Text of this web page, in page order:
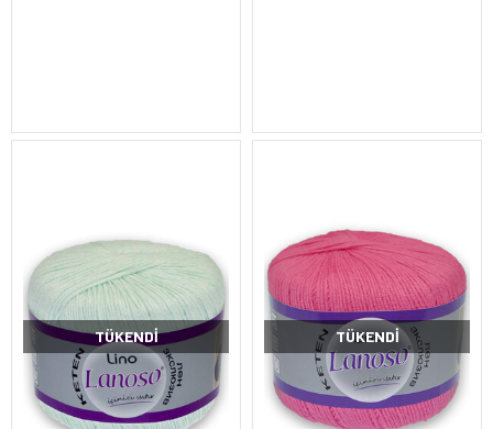
TÜKENDI TÜKENDI